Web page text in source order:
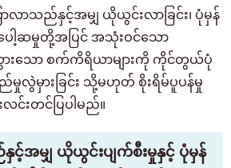
လာသည်နှင့်အမျှ ယိုယွင်းလာခြင်း၊ ပုံမှန်
ေါ့ဆမှုတို့အပြင် အသုံးဝင်သော
းသော စက်ကိရိယာများကို ကိုင်တွယ်ပုံ
လွဲမှားခြင်း သို့မဟုတ် စိုးရိမ်ပူပန်မှု
လင်းတင်ပြပါမည်။
င့်အမျှ ယိုယွင်းပျက်စီးမှုနှင့် ပုံမှန်
နေသူများနှင့် နေထိုင်သူများအတွက်သာ
6712-4344